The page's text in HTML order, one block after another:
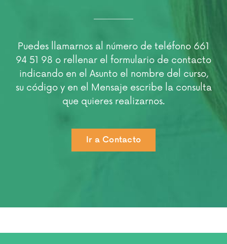
Puedes llamarnos al número de teléfono 661
94 51 98 o rellenar el formulario de contacto
indicando en el Asunto el nombre del curso,
su código y en el Mensaje escribe la consulta
que quieres realizarnos.
Ir a Contacto